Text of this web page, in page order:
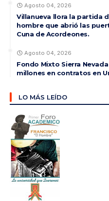
Agosto 04, 2026
Villanueva llora la partida
hombre que abrió las
Cuna de Acordeones.
Agosto 04, 2026
Fondo Mixto Sierra
millones en contratos en
LO MÁS LEÍDO